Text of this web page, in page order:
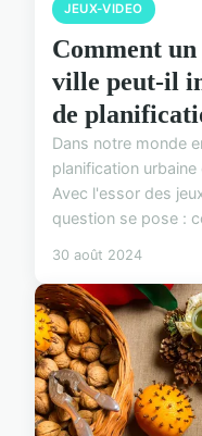
JEUX-VIDEO
Comment un
ville peut-il
de
Dans notre monde
planification
Avec l'essor des
question se pose :
30 août 2024